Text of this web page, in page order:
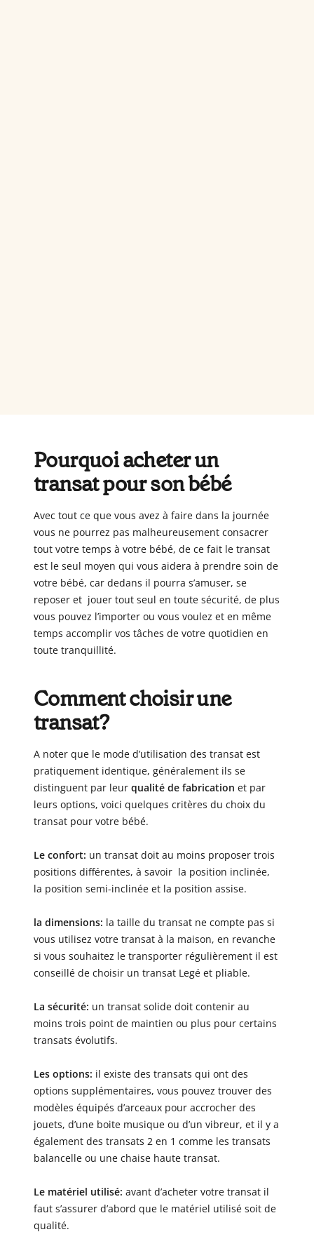
Pourquoi acheter un
transat pour son bébé
Avec tout ce que vous avez à faire dans la journée
vous ne pourrez pas malheureusement consacrer
tout votre temps à votre bébé, de ce fait le transat
est le seul moyen qui vous aidera à prendre soin de
votre bébé, car dedans il pourra s’amuser, se
reposer et jouer tout seul en toute sécurité, de plus
vous pouvez l’importer ou vous voulez et en même
temps accomplir vos tâches de votre quotidien en
toute tranquillité.
Comment choisir une
transat?
A noter que le mode d’utilisation des transat est
pratiquement identique, généralement ils se
distinguent par leur qualité de fabrication et par
leurs options, voici quelques critères du choix du
transat pour votre bébé.
Le confort: un transat doit au moins proposer trois
positions différentes, à savoir la position inclinée,
la position semi-inclinée et la position assise.
la dimensions: la taille du transat ne compte pas si
vous utilisez votre transat à la maison, en revanche
si vous souhaitez le transporter régulièrement il est
conseillé de choisir un transat Legé et pliable.
La sécurité: un transat solide doit contenir au
moins trois point de maintien ou plus pour certains
transats évolutifs.
Les options: il existe des transats qui ont des
options supplémentaires, vous pouvez trouver des
modèles équipés d’arceaux pour accrocher des
jouets, d’une boite musique ou d’un vibreur, et il y a
également des transats 2 en 1 comme les transats
balancelle ou une chaise haute transat.
Le matériel utilisé: avant d’acheter votre transat il
faut s’assurer d’abord que le matériel utilisé soit de
qualité.